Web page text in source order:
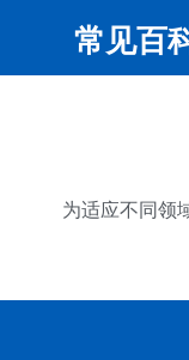
常见百
为适应不同领